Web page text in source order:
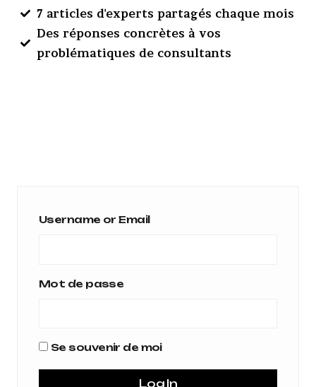
7 articles d'experts partagés chaque mois
Des réponses concrètes à vos
problématiques de consultants
Username or Email
Mot de passe
Se souvenir de moi